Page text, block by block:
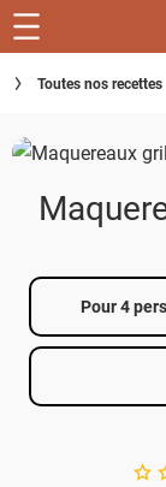
Skip
to
main
Recettes
Inspirations
Actus
Téléchargez l'app
Index des recettes
Toutes nos recettes
Pour 4
A